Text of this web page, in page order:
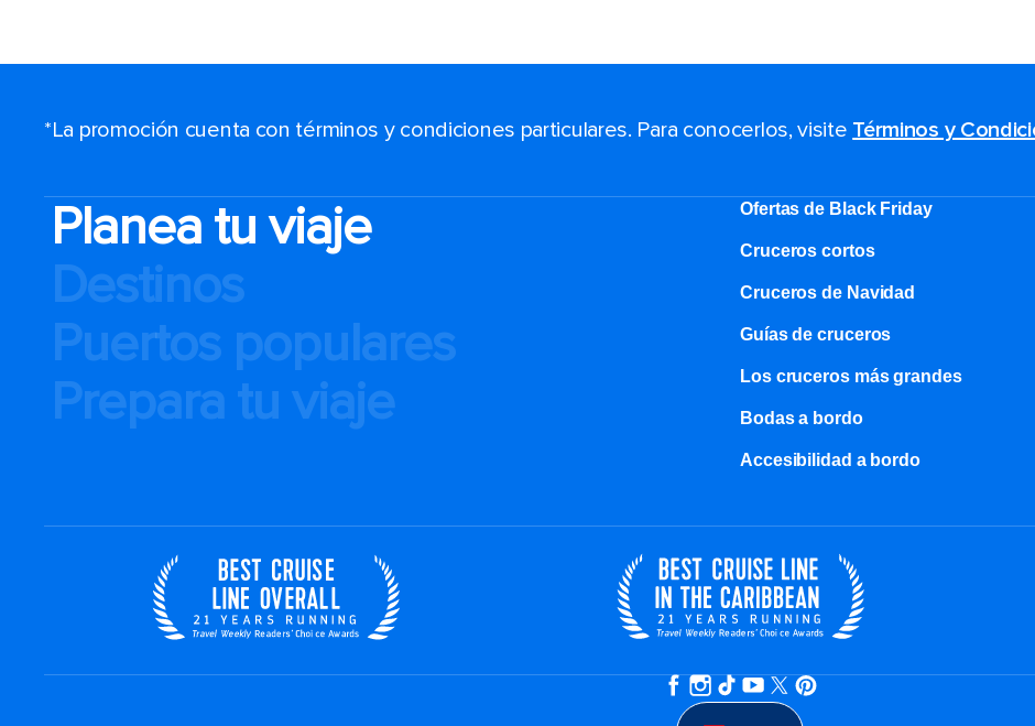
*La promoción cuenta con términos y condiciones particulares. Para conocerlos, visite Términos y
Planea tu viaje
Destinos
Puertos populares
Prepara tu viaje
Ofertas de Black Friday
Cruceros cortos
Cruceros de Navidad
Guías de cruceros
Los cruceros más grandes
Bodas a bordo
Accesibilidad a bordo